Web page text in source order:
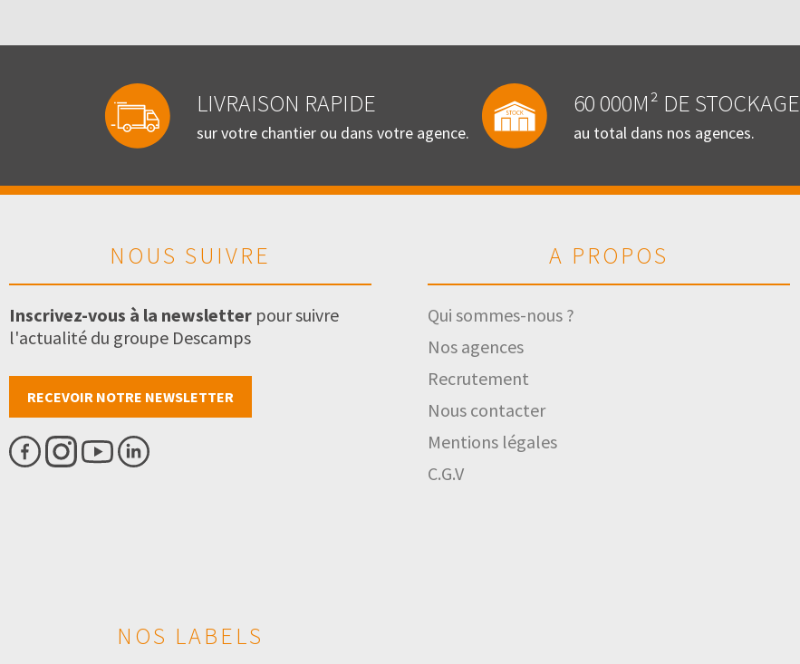
LIVRAISON RAPIDE
sur votre chantier ou dans votre agence.
60 000M² DE STOCKAGE
au total dans nos agences.
NOUS SUIVRE
Inscrivez-vous à la newsletter pour suivre
l'actualité du groupe Descamps
RECEVOIR NOTRE NEWSLETTER
A PROPOS
Qui sommes-nous ?
Nos agences
Recrutement
Nous contacter
Mentions légales
C.G.V
NOS LABELS